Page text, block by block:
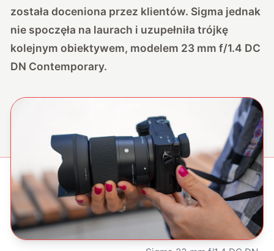
została doceniona przez klientów. Sigma jednak
nie spoczęła na laurach i uzupełniła trójkę
kolejnym obiektywem, modelem 23 mm f/1.4 DC
DN Contemporary.